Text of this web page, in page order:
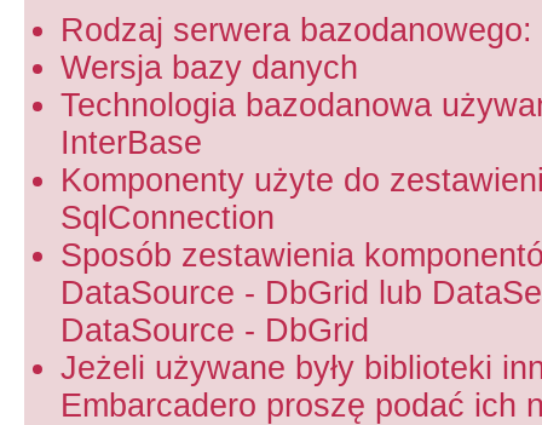
Rodzaj serwera
Wersja bazy danych
Technologia bazodanowa
InterBase
Komponenty użyte do
SqlConnection
Sposób zestawienia
DataSource - DbGrid lub
DataSource - DbGrid
Jeżeli używane były biblioteki
Embarcadero proszę podać ich